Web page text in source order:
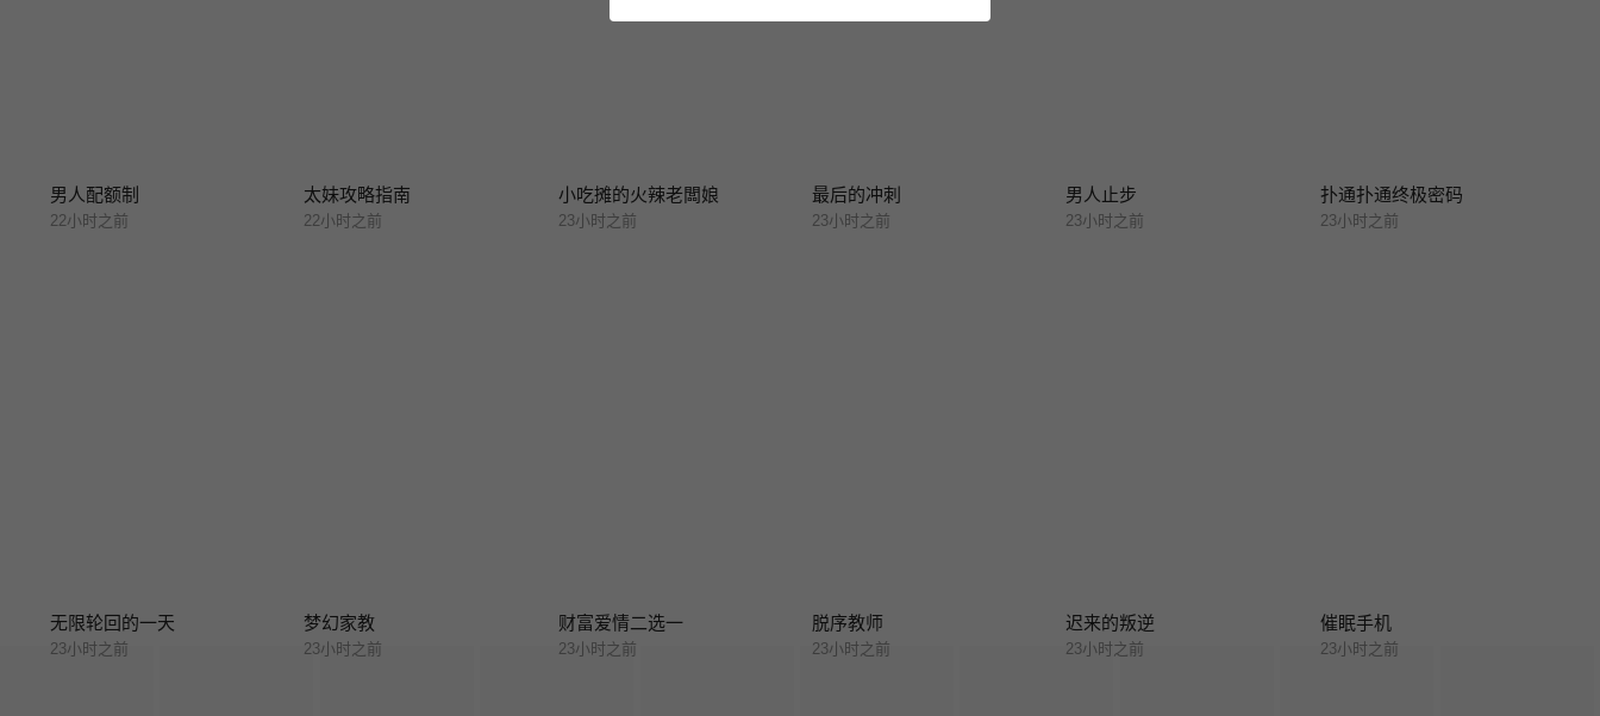
男人配额制
22小时之前
太妹攻略指南
22小时之前
小吃摊的火辣老闆娘
23小时之前
最后的冲刺
23小时之前
男人止步
23小时之前
扑通扑通终极密码
23小时之前
无限轮回的一天
23小时之前
梦幻家教
23小时之前
财富爱情二选一
23小时之前
脱序教师
23小时之前
迟来的叛逆
23小时之前
催眠手机
23小时之前